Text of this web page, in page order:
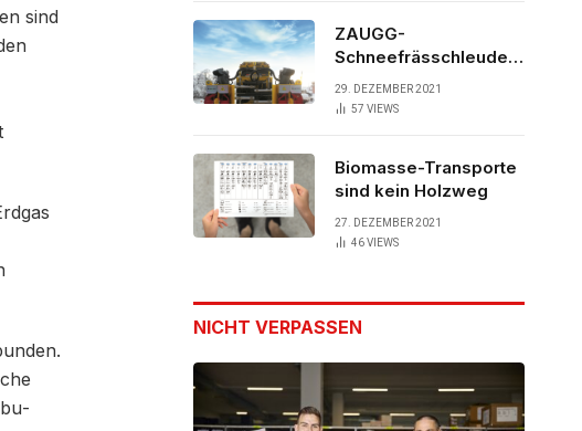
sind
ZAUGG-
Schneefrässchleuder
ZRR10000M räumt den
Schnee auf
29. DEZEMBER 2021
57 VIEWS
Biomasse-Transporte
sind kein Holzweg
27. DEZEMBER 2021
46VIEWS
NICHT VERPASSEN